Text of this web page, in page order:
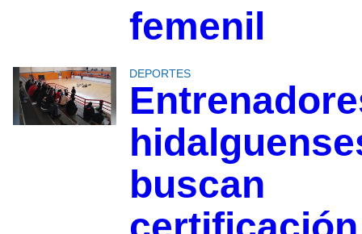
femenil
DEPORTES
buscan